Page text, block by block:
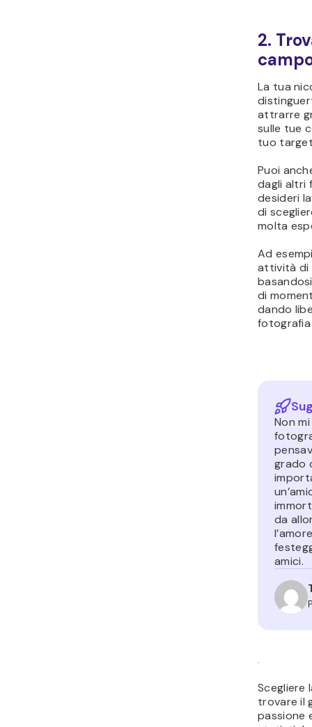
2.
La tua
attrarre
sulle tue
tuo
Puoi
dagli altri
desideri
di
molta
Ad
attività
di
dando
fotografia
Non
grado
da
amici.
Scegliere
trovare il
passione